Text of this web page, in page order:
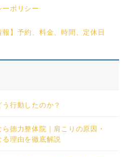
ポリシー
報】予約、料金、時間、定休日
行動したのか？
徳力整体院｜肩こりの原因・
理由を徹底解説